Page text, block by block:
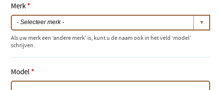
Merk *
Als uw merk een ‘andere merk’ is, kunt u de naam ook in het veld ‘model’
schrijven.
Model *